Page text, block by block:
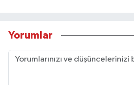
Yorumlar